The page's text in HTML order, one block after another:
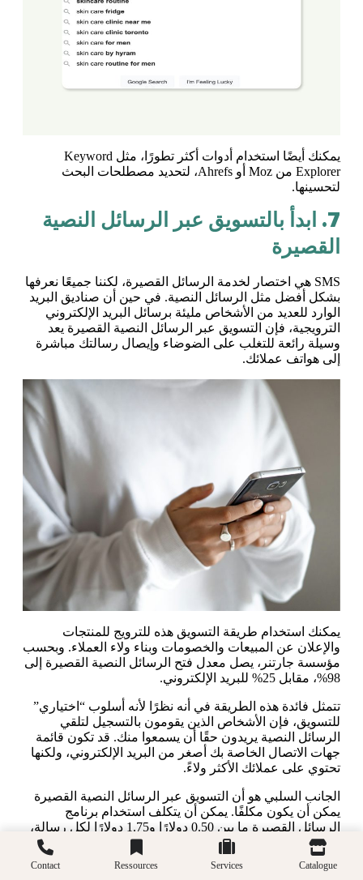
يمكنك أيضًا استخدام أدوات أكثر تطورًا، مثل Keyword
Explorer من Moz أو Ahrefs، لتحديد مصطلحات البحث
لتحسينها.
7. ابدأ بالتسويق عبر الرسائل النصية
القصيرة
SMS هي اختصار لخدمة الرسائل القصيرة، لكننا جميعًا نعرفها
بشكل أفضل مثل الرسائل النصية. في حين أن صناديق البريد
الوارد للعديد من الأشخاص مليئة برسائل البريد الإلكتروني
الترويجية، فإن التسويق عبر الرسائل النصية القصيرة يعد
وسيلة رائعة للتغلب على الضوضاء وإيصال رسالتك مباشرة
إلى هواتف عملائك.
يمكنك استخدام طريقة التسويق هذه للترويج للمنتجات
والإعلان عن المبيعات والخصومات وبناء ولاء العملاء. وبحسب
مؤسسة جارتنر، يصل معدل فتح الرسائل النصية القصيرة إلى
98%، مقابل 25% للبريد الإلكتروني.
تتمثل فائدة هذه الطريقة في أنه نظرًا لأنه أسلوب “اختياري”
للتسويق، فإن الأشخاص الذين يقومون بالتسجيل لتلقي
الرسائل النصية يريدون حقًا أن يسمعوا منك. قد تكون قائمة
جهات الاتصال الخاصة بك أصغر من البريد الإلكتروني، ولكنها
تحتوي على عملائك الأكثر ولاءً.
الجانب السلبي هو أن التسويق عبر الرسائل النصية القصيرة
يمكن أن يكون مكلفًا. يمكن أن يتكلف استخدام برنامج
الرسائل القصيرة ما بين 0.50 دولارًا و1.75 دولارًا لكل رسالة،
الاستثمار يبلغ 1.30 دولارًا لكل رسالة نصية قصيرة يتم
إرسالها.
Catalogue
Services
Ressources
Contact